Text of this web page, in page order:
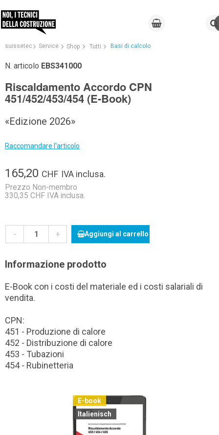
suissetec Service Shop Tutti Basi di calcolo
N. articolo EBS341000
Riscaldamento Accordo CPN
451/452/453/454 (E-Book)
«Edizione 2026»
Raccomandare l'articolo
165,20 CHF IVA inclusa.
Prezzo Non-membro
330,35 CHF IVA inclusa.
- + Aggiungi al carrello
Informazione prodotto
E-Book con i costi del materiale ed i costi salariali di
vendita.
CPN:
451 - Produzione di calore
452 - Distribuzione di calore
453 - Tubazioni
454 - Rubinetteria
E-book
Italienisch